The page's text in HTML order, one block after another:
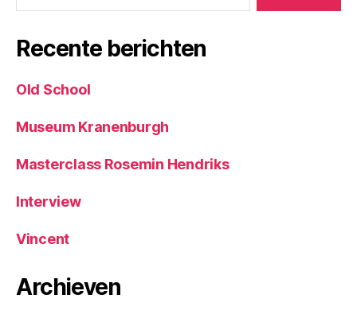
Recente berichten
Old School
Museum Kranenburgh
Masterclass Rosemin Hendriks
Interview
Vincent
Archieven